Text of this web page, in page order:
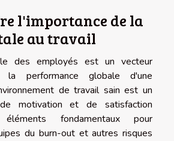
l'importance de la
au travail
des employés est un vecteur
la performance globale d'une
de travail sain est un
motivation et de satisfaction
éléments fondamentaux pour
du burn-out et autres risques